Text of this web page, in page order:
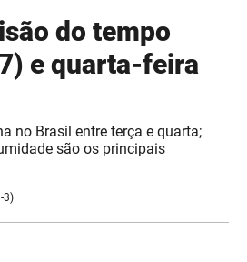
do tempo
e quarta-feira
no Brasil entre terça e quarta;
são os principais
3)